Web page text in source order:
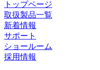
トップページ
取扱製品一覧
新着情報
サポート
ショールーム
採用情報